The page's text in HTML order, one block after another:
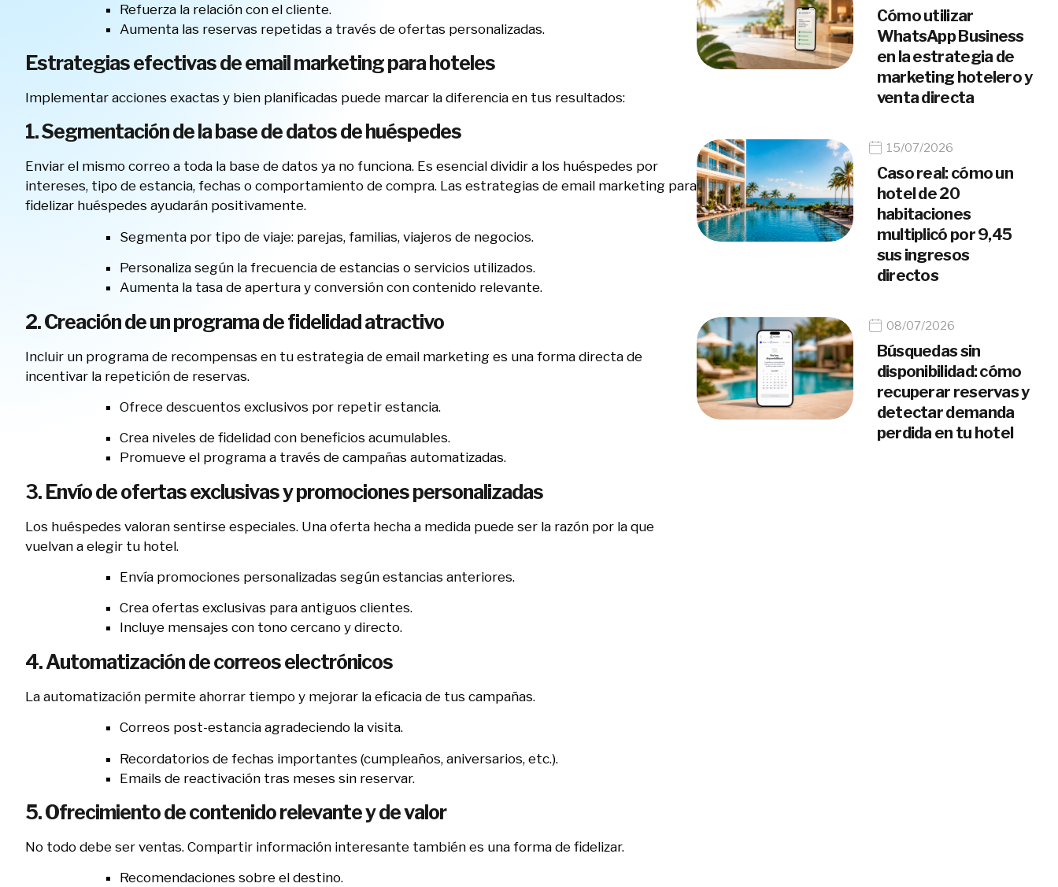
Refuerza la relación con el cliente.
Aumenta las reservas repetidas a través de ofertas personalizadas.
Estrategias efectivas de email marketing para hoteles
Implementar acciones exactas y bien planificadas puede marcar la diferencia en tus resultados:
1. Segmentación de la base de datos de huéspedes
Enviar el mismo correo a toda la base de datos ya no funciona. Es esencial dividir a los huéspedes por
intereses, tipo de estancia, fechas o comportamiento de compra. Las estrategias de email marketing para
fidelizar huéspedes ayudarán positivamente.
Segmenta por tipo de viaje: parejas, familias, viajeros de negocios.
Personaliza según la frecuencia de estancias o servicios utilizados.
Aumenta la tasa de apertura y conversión con contenido relevante.
2. Creación de un programa de fidelidad atractivo
Incluir un programa de recompensas en tu estrategia de email marketing es una forma directa de
incentivar la repetición de reservas.
Ofrece descuentos exclusivos por repetir estancia.
Crea niveles de fidelidad con beneficios acumulables.
Promueve el programa a través de campañas automatizadas.
3. Envío de ofertas exclusivas y promociones personalizadas
Los huéspedes valoran sentirse especiales. Una oferta hecha a medida puede ser la razón por la que
vuelvan a elegir tu hotel.
Envía promociones personalizadas según estancias anteriores.
Crea ofertas exclusivas para antiguos clientes.
Incluye mensajes con tono cercano y directo.
4. Automatización de correos electrónicos
La automatización permite ahorrar tiempo y mejorar la eficacia de tus campañas.
Correos post-estancia agradeciendo la visita.
Recordatorios de fechas importantes (cumpleaños, aniversarios, etc.).
Emails de reactivación tras meses sin reservar.
5. Ofrecimiento de contenido relevante y de valor
No todo debe ser ventas. Compartir información interesante también es una forma de fidelizar.
Recomendaciones sobre el destino.
Cómo utilizar
WhatsApp Business
en la estrategia de
marketing hotelero y
venta directa
15/07/2026
Caso real: cómo un
hotel de 20
habitaciones
multiplicó por 9,45
sus ingresos
directos
08/07/2026
Búsquedas sin
disponibilidad: cómo
recuperar reservas y
detectar demanda
perdida en tu hotel